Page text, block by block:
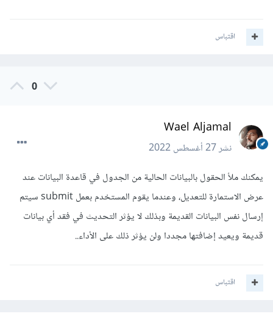
اقتباس
0
Wael Aljamal
نشر27 أغسطس 2022
يمكنك ملأ الحقول بالبيانات الحالية من الجدول في قاعدة البيانات عند
عرض الاستمارة للتعديل، وعندما يقوم المستخدم بعمل submit سيتم
إرسال نفس البيانات القديمة وبذلك لا يؤثر التحديث في فقد أي بيانات
قديمة ويعيد إضافتها مجددا ولن يؤثر ذلك على الأداء..
اقتباس